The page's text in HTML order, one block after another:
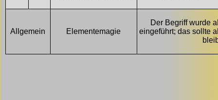
Allgemein Elementemagie
Der Begriff wurde
eingeführt; das sollte